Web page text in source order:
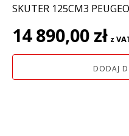
SKUTER 125CM3
14 890,00 zł z
DODAJ